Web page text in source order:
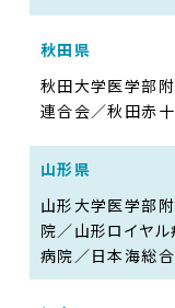
秋田県
秋田大学医学部
連合会／秋田赤
山形県
山形大学医学部
院／山形ロイヤ
病院／日本海総